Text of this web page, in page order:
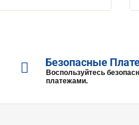
Безопасные
Воспользуйтесь
платежами.